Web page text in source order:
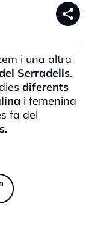
share
i una altra
Serradells.
diferents
i femenina
fa del